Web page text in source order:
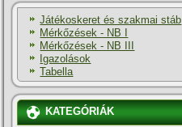
Játékoskeret és szakmai stáb
Mérkőzések - NB I
Mérkőzések - NB III
Igazolások
Tabella
KATEGÓRIÁK